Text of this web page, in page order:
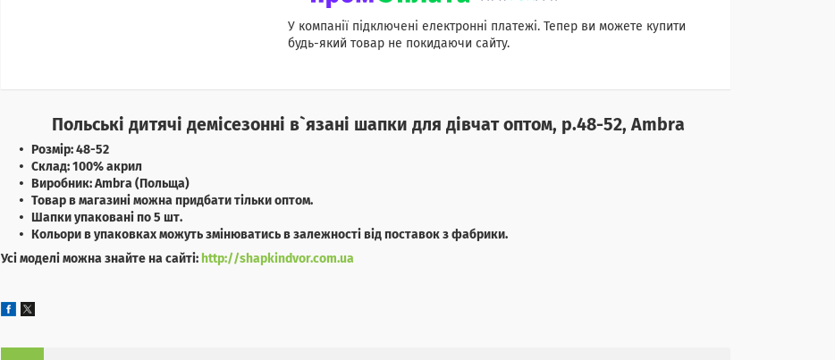
У компанії підключені електронні платежі. Тепер ви можете купити
будь-який товар не покидаючи сайту.
Польські дитячі демісезонні в`язані шапки для дівчат оптом, р.48-52, Ambra
Розмір: 48-52
Склад: 100% акрил
Виробник: Ambra (Польща)
Товар в магазині можна придбати тільки оптом.
Шапки упаковані по 5 шт.
Кольори в упаковках можуть змінюватись в залежності від поставок з фабрики.
Усі моделі можна знайте на сайті: http://shapkindvor.com.ua